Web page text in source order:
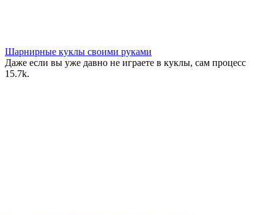
Шарнирные куклы своими руками
Даже если вы уже давно не играете в куклы, сам процесс
1 5.7k.